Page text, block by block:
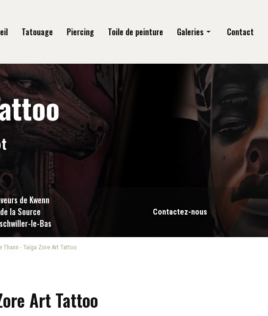
Tatouage Piercing Toile de peinture Galeries
Tatouage
Piercing
Toile de peinture
Contact
de Kwenn
la Source
le-Bas
Contactez-nous
Thann - Taïga Zore Art Tattoo
Art Tattoo